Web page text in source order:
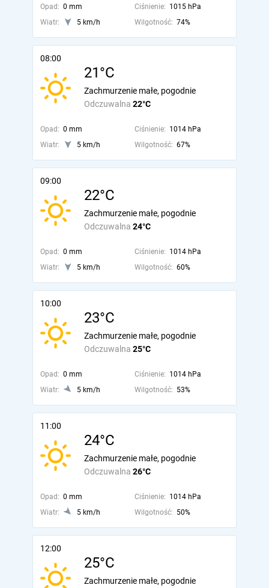
Opad: 0 mm Ciśnienie: 1015 hPa
Wiatr:
5 km/h Wilgotność: 74%
08:00
21°C
Odczuwalna 22°C
Zachmurzenie małe, pogodnie
Opad: 0 mm Ciśnienie: 1014 hPa
Wiatr:
5 km/h Wilgotność: 67%
09:00
22°C
Odczuwalna 24°C
Zachmurzenie małe, pogodnie
Opad: 0 mm Ciśnienie: 1014 hPa
Wiatr:
5 km/h Wilgotność: 60%
10:00
23°C
Odczuwalna 25°C
Zachmurzenie małe, pogodnie
Opad: 0 mm Ciśnienie: 1014 hPa
Wiatr:
5 km/h Wilgotność: 53%
11:00
24°C
Odczuwalna 26°C
Zachmurzenie małe, pogodnie
Opad: 0 mm Ciśnienie: 1014 hPa
Wiatr:
5 km/h Wilgotność: 50%
12:00
25°C
Zachmurzenie małe, pogodnie